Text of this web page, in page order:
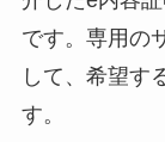
です。専用の
して、希望す
す。